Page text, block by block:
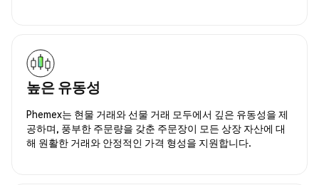
높은 유동성
Phemex는 현물 거래와 선물 거래 모두에서 깊은 유동성을 제
공하며, 풍부한 주문량을 갖춘 주문장이 모든 상장 자산에 대
해 원활한 거래와 안정적인 가격 형성을 지원합니다.